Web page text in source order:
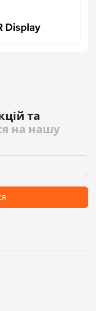
Display
та
на нашу